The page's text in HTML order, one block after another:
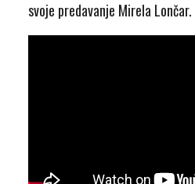
svoje predavanje Mirela Lončar.